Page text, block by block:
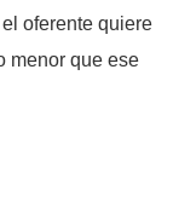
oferente quiere
menor que ese